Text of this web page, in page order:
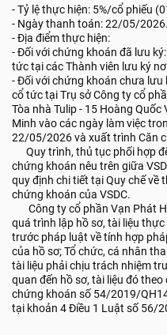
- Tỷ lệ thực hiện: 5%/cổ phiếu
- Ngày thanh toán: 22/05/2026.
- Địa điểm thực hiện:
- Đối với chứng khoán đã lưu
tức tại các Thành viên lưu ký
- Đối với chứng khoán chưa
cổ tức tại Trụ sở Công ty cổ
Tòa nhà Tulip - 15 Hoàng Quốc
Minh vào các ngày làm việc
22/05/2026 và xuất trình Căn
Quy trình, thủ tục phối hợp
chứng khoán nêu trên giữa
quy định chi tiết tại Quy chế về
chứng khoán của VSDC.
Công ty cổ phần Vạn Phát
quá trình lập hồ sơ, tài liệu
trước pháp luật về tính hợp
của hồ sơ; Tổ chức, cá nhân
tài liệu phải chịu trách nhiệm
quan đến hồ sơ, tài liệu đó
chứng khoán số 54/2019/
tại khoản 4 Điều 1 Luật số 56/